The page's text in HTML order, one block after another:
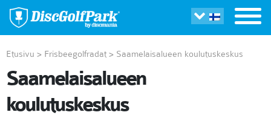
Etusivu > Frisbeegolfradat > Saamelaisalueen koulutuskeskus
Saamelaisalueen
koulutuskeskus